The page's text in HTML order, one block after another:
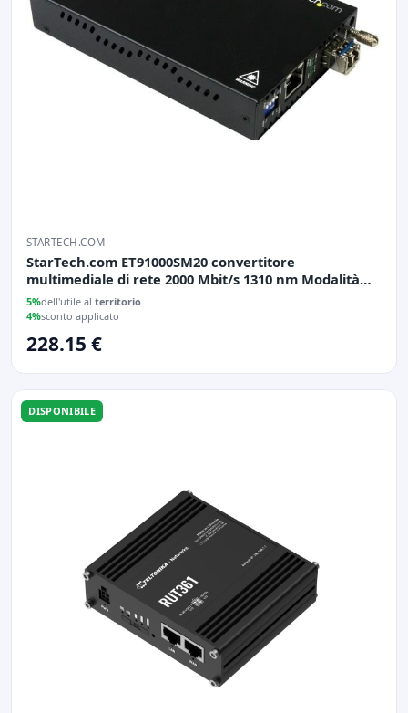
STARTECH.COM
StarTech.com ET91000SM20 convertitore
multimediale di rete 2000 Mbit/s 1310 nm Modalità
singola Nero
5%dell'utile al territorio
4%sconto applicato
228.15 €
DISPONIBILE